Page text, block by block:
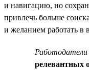
и навигацию, но
привлечь больше
и желанием работать в
Работодатели
релевантных